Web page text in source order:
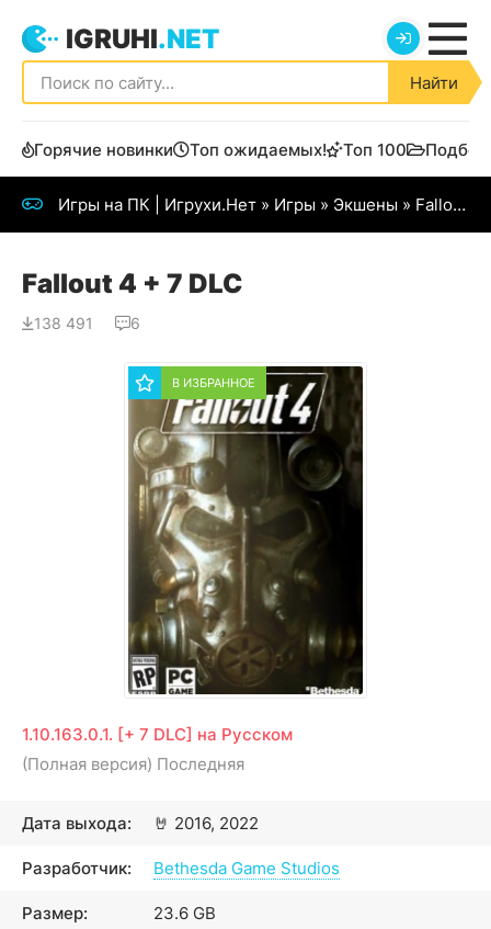
IGRUHI.NET
Найти
Горячие новинки Топ ожидаемых! Топ 100
Игры на ПК | Игрухи.Нет » Игры » Экшены » Fallout 4
Fallout 4 + 7 DLC
138 491 6
В ИЗБРАННОЕ
1.10.163.0.1. [+ 7 DLC] на Русском
(Полная версия) Последняя
🤘
Дата выхода: 2016, 2022
Разработчик: Bethesda Game Studios
Размер: 23.6 GB